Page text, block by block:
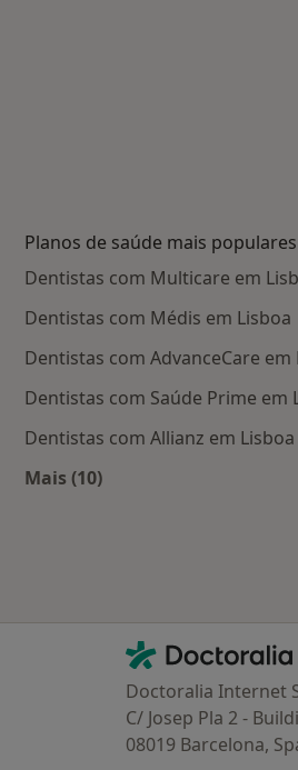
Planos de saúde mais populares
Dentistas com Multicare em
Dentistas com Médis em Lisboa
Dentistas com AdvanceCare em
Dentistas com Saúde Prime em
Dentistas com Allianz em Lisboa
Mais (10)
Contacto
Doctoralia - Homepage
Doctoralia Internet
C/ Josep Pla 2 -
08019 Barcelona,